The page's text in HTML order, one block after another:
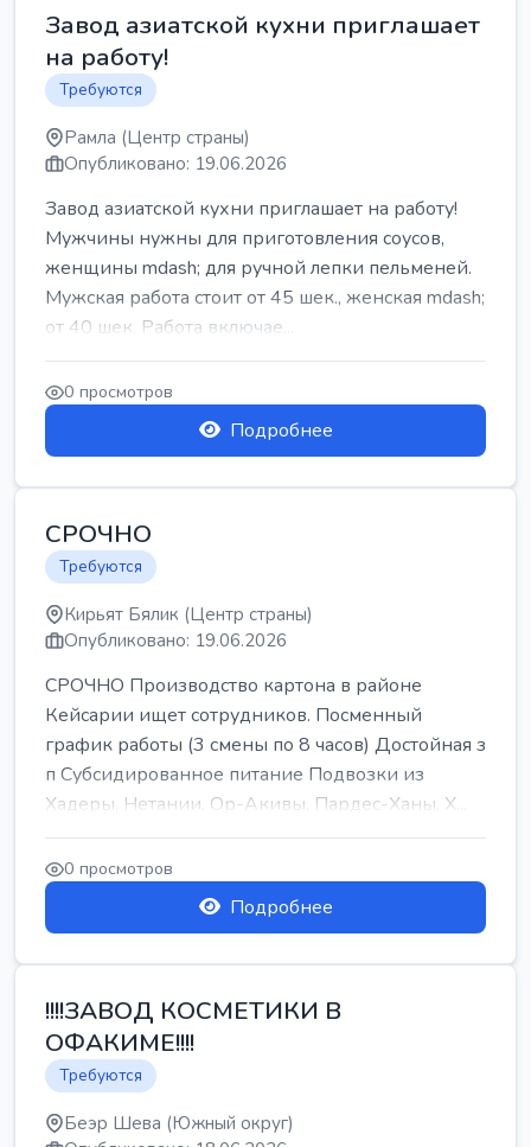
Завод азиатской кухни приглашает
на работу!
Требуются
Рамла (Центр страны)
Опубликовано: 19.06.2026
Завод азиатской кухни приглашает на работу!
Мужчины нужны для приготовления соусов,
женщины mdash; для ручной лепки пельменей.
Мужская работа стоит от 45 шек., женская mdash;
от 40 шек. Работа включае...
0 просмотров
Подробнее
СРОЧНО
Требуются
Кирьят Бялик (Центр страны)
Опубликовано: 19.06.2026
СРОЧНО Производство картона в районе
Кейсарии ищет сотрудников. Посменный
график работы (3 смены по 8 часов) Достойная з
п Субсидированное питание Подвозки из
Хадеры, Нетании, Ор-Акивы, Пардес-Ханы, Х...
0 просмотров
Подробнее
!!!!ЗАВОД КОСМЕТИКИ В
ОФАКИМЕ!!!!
Требуются
Беэр Шева (Южный округ)